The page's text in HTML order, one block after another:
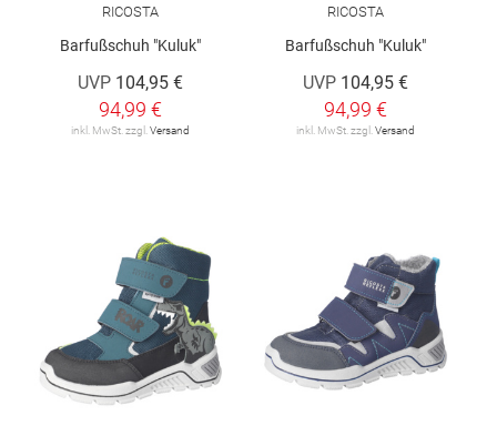
RICOSTA
Barfußschuh "Kuluk"
UVP 104,95 €
94,99 €
inkl. MwSt. zzgl. Versand
RICOSTA
Barfußschuh "Kuluk"
UVP 104,95 €
94,99 €
inkl. MwSt. zzgl. Versand